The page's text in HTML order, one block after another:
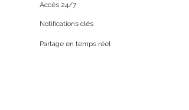
Accès 24/7
Notifications clés
Partage en temps réel